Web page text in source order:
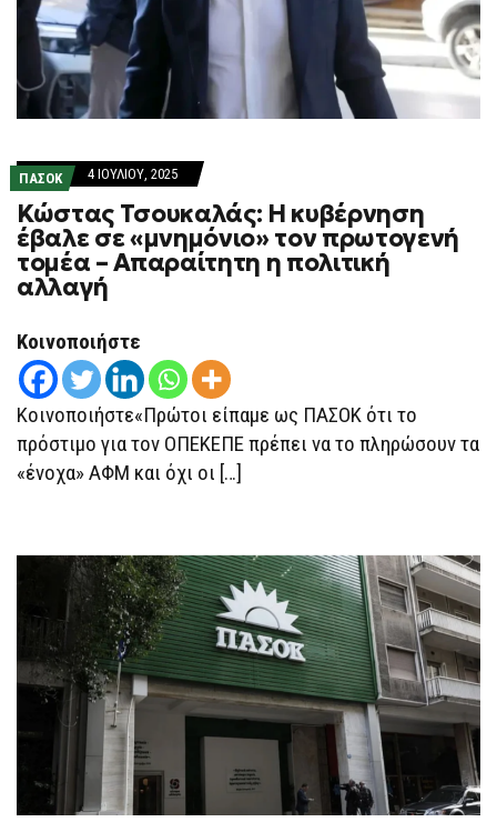
ΠΑΣΟΚ 4 ΙΟΥΛΊΟΥ, 2025
Κώστας Τσουκαλάς: Η κυβέρνηση
έβαλε σε «μνημόνιο» τον πρωτογενή
τομέα – Απαραίτητη η πολιτική
αλλαγή
Κοινοποιήστε
Κοινοποιήστε«Πρώτοι είπαμε ως ΠΑΣΟΚ ότι το
πρόστιμο για τον ΟΠΕΚΕΠΕ πρέπει να το πληρώσουν τα
«ένοχα» ΑΦΜ και όχι οι […]